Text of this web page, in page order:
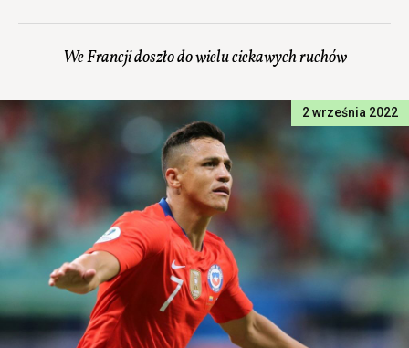
We Francji doszło do wielu ciekawych ruchów
2 września 2022